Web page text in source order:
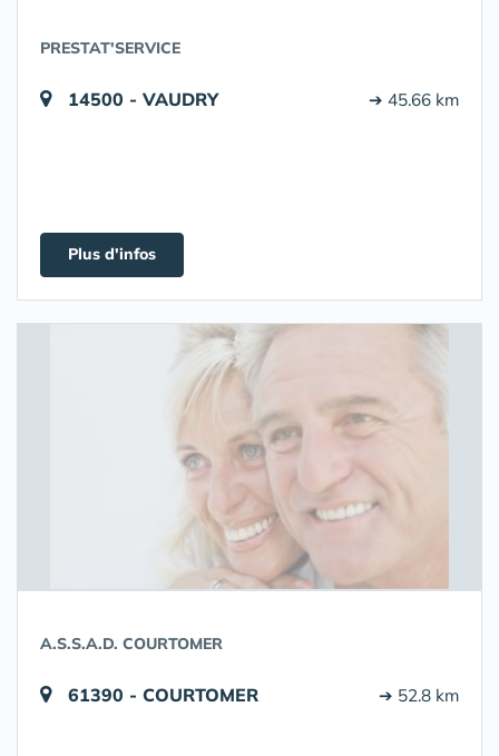
PRESTAT'SERVICE
14500 - VAUDRY ➔ 45.66 km
Plus d'infos
A.S.S.A.D. COURTOMER
61390 - COURTOMER ➔ 52.8 km